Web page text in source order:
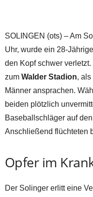
SOLINGEN (ots) – Am
Uhr, wurde ein 28-
den Kopf schwer
zum Walder Stadion,
Männer ansprachen.
beiden plötzlich
Baseballschläger auf
Anschließend flüchteten
Opfer im
Der Solinger erlitt eine